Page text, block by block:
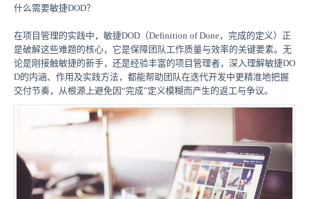
什么需要敏捷DOD？
在项目管理的实践中，敏捷DOD（Definition of Done，完成的定义）正
是破解这些难题的核心，它是保障团队工作质量与效率的关键要素。无
论是刚接触敏捷的新手，还是经验丰富的项目管理者，深入理解敏捷DO
D的内涵、作用及实践方法，都能帮助团队在迭代开发中更精准地把握
交付节奏，从根源上避免因“完成”定义模糊而产生的返工与争议。